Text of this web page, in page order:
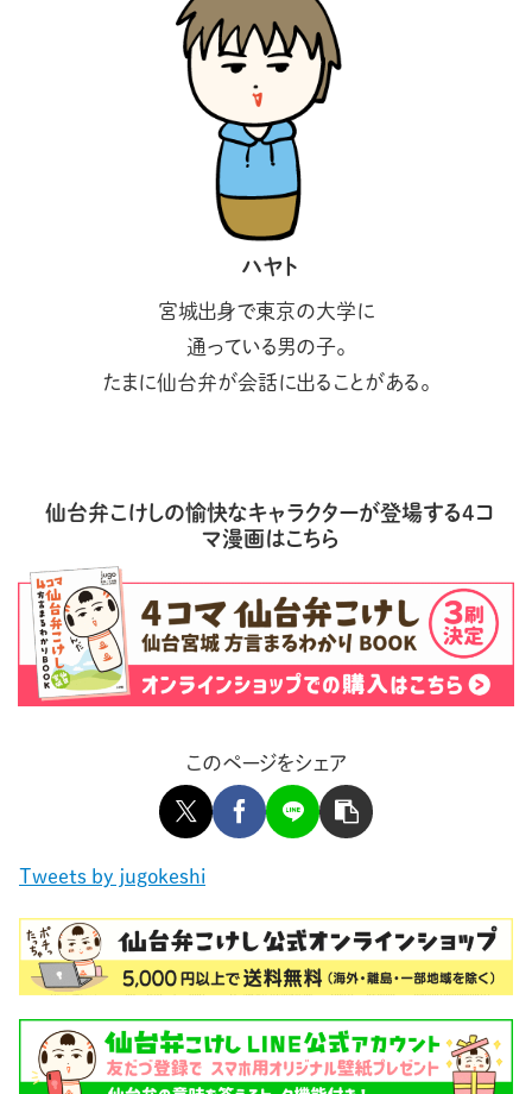
ハヤト
宮城出身で東京の大学に
通っている男の子。
たまに仙台弁が会話に出ることがある。
仙台弁こけしの愉快なキャラクターが登場する4コ
マ漫画はこちら
このページをシェア
Tweets by jugokeshi